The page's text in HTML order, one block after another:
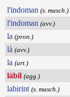
l'indoman (s. masch.)
l'indoman (avv.)
la (pron.)
là (avv.)
la (art.)
làbil (agg.)
labirint (s. masch.)